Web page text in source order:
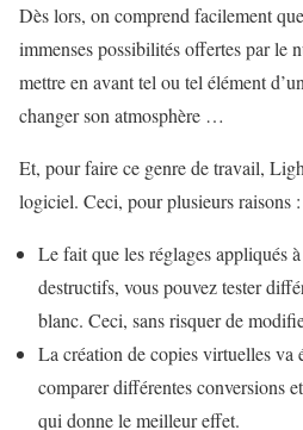
Dès lors, on comprend facilement
immenses possibilités offertes par le
mettre en avant tel ou tel élément
changer son atmosphère …
Et, pour faire ce genre de travail,
logiciel. Ceci, pour plusieurs raisons :
Le fait que les réglages appliqués
destructifs, vous pouvez tester
blanc. Ceci, sans risquer de
La création de copies virtuelles va
comparer différentes conversions
qui donne le meilleur effet.